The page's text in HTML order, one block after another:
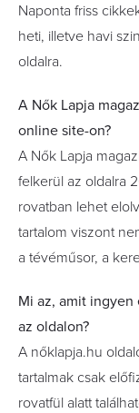
Naponta friss
heti, illetve havi
oldalra.
A Nők Lapja
online site-on?
A Nők Lapja
felkerül az oldalra
rovatban lehet
tartalom viszont
a tévéműsor, a
Mi az, amit
az oldalon?
A nőklapja.hu
tartalmak csak
rovatfül alatt